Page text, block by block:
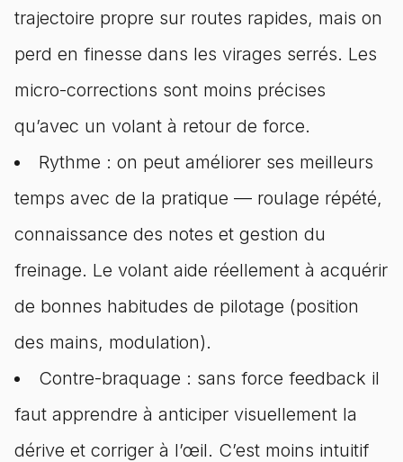
trajectoire propre sur routes rapides, mais on
perd en finesse dans les virages serrés. Les
micro-corrections sont moins précises
qu’avec un volant à retour de force.
Rythme : on peut améliorer ses meilleurs
temps avec de la pratique — roulage répété,
connaissance des notes et gestion du
freinage. Le volant aide réellement à acquérir
de bonnes habitudes de pilotage (position
des mains, modulation).
Contre-braquage : sans force feedback il
faut apprendre à anticiper visuellement la
dérive et corriger à l’œil. C’est moins intuitif